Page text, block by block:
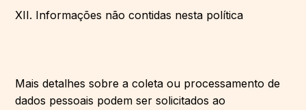
XII. Informações não contidas nesta política
Mais detalhes sobre a coleta ou processamento de
dados pessoais podem ser solicitados ao